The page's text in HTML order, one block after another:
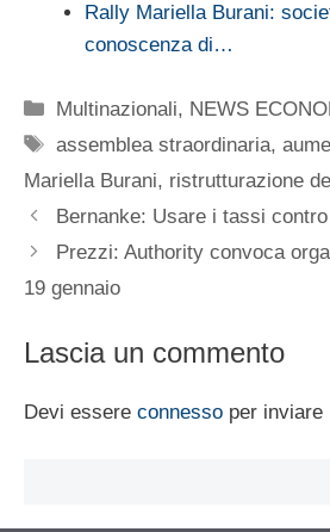
Rally Mariella Burani:
conoscenza di…
Categorie
Multinazionali, NEWS
Tag
assemblea straordinaria,
Mariella Burani, ristrutturazione
Bernanke: Usare i tassi
Prezzi: Authority convoca
19 gennaio
Lascia un commento
Devi essere connesso per inviare